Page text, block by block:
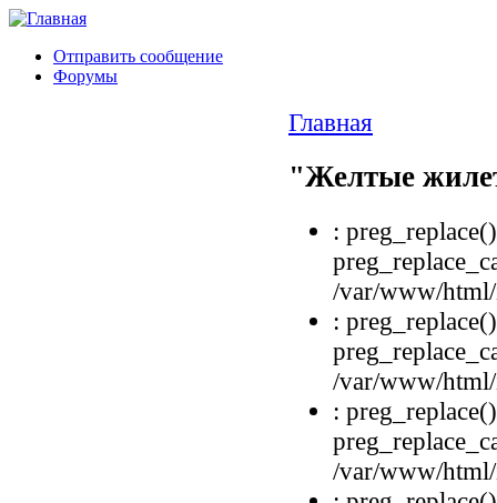
Отправить сообщение
Форумы
Главная
"Желтые
:
/var/www/
:
/var/www/
:
/var/www/